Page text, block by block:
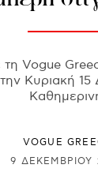
Vogue
Κυριακή
VOGUE
9 ΔΕΚΕΜΒΡΊΟΥ